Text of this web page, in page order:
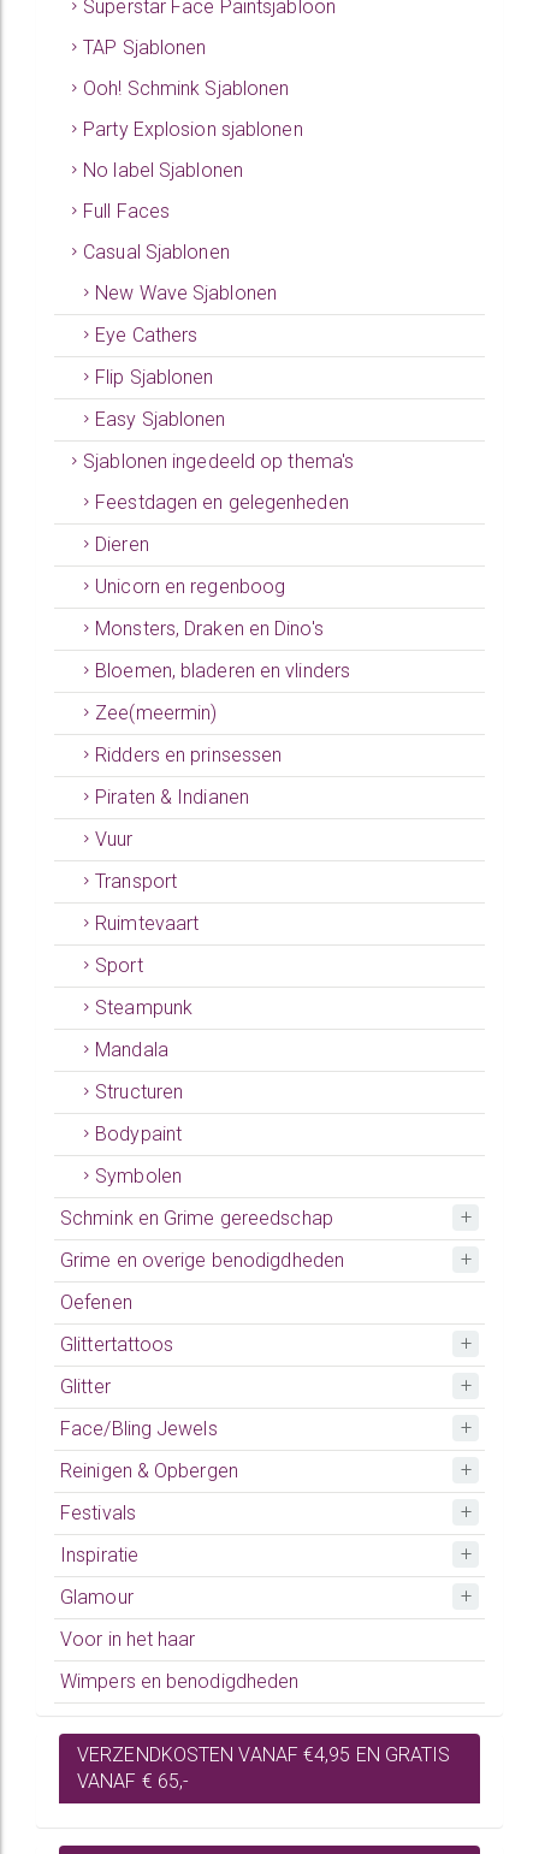
Superstar Face Paintsjabloon
TAP Sjablonen
Ooh! Schmink Sjablonen
Party Explosion sjablonen
No label Sjablonen
Full Faces
Casual Sjablonen
New Wave Sjablonen
Eye Cathers
Flip Sjablonen
Easy Sjablonen
Sjablonen ingedeeld op thema's
Feestdagen en gelegenheden
Dieren
Unicorn en regenboog
Monsters, Draken en Dino's
Bloemen, bladeren en vlinders
Zee(meermin)
Ridders en prinsessen
Piraten & Indianen
Vuur
Transport
Ruimtevaart
Sport
Steampunk
Mandala
Structuren
Bodypaint
Symbolen
Schmink en Grime gereedschap
Grime en overige benodigdheden
Oefenen
Glittertattoos
Glitter
Face/Bling Jewels
Reinigen & Opbergen
Festivals
Inspiratie
Glamour
Voor in het haar
Wimpers en benodigdheden
VERZENDKOSTEN VANAF €4,95 EN GRATIS
VANAF € 65,-